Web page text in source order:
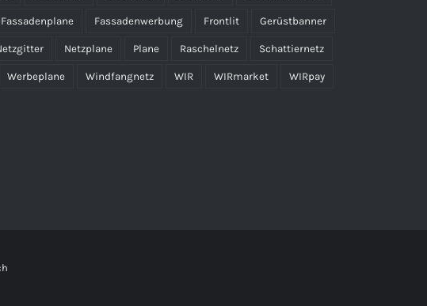
Fassadenplane Fassadenwerbung Frontlit Gerüstbanner
Netzplane Plane Raschelnetz Schattiernetz
Werbeplane Windfangnetz WIR WIRmarket WIRpay